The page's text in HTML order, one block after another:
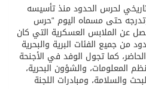
لحرس الحدود منذ تأسيسه
وتدرجه حتى مسماه اليوم “حرس
عن الملابس العسكرية التي كان
من جميع الفئات البرية والبحرية
كما تجول الوفد في الأجنحة
المعلومات، والشؤون البحرية،
والسلامة، ومبادرات اللجنة